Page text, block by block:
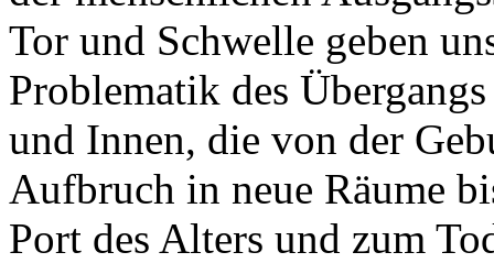
Tor und Schwelle geben
Problematik des
und Innen, die von der
Aufbruch in neue Räume
Port des Alters und zum